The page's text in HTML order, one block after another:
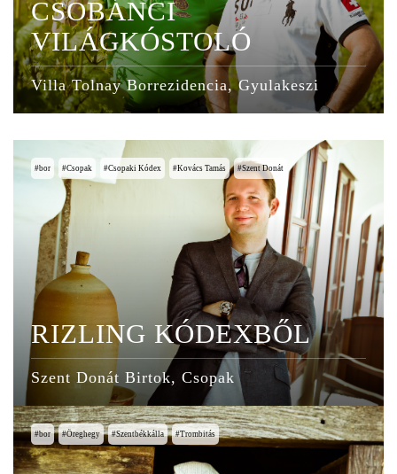
CSOBÁNCI
VILÁGKÓSTOLÓ
Villa Tolnay Borrezidencia, Gyulakeszi
bor Csopak Csopaki Kódex Kovács Tamás Szent Donát
RIZLING KÓDEXBŐL
Szent Donát Birtok, Csopak
bor Öreghegy Szentbékkálla Trombitás